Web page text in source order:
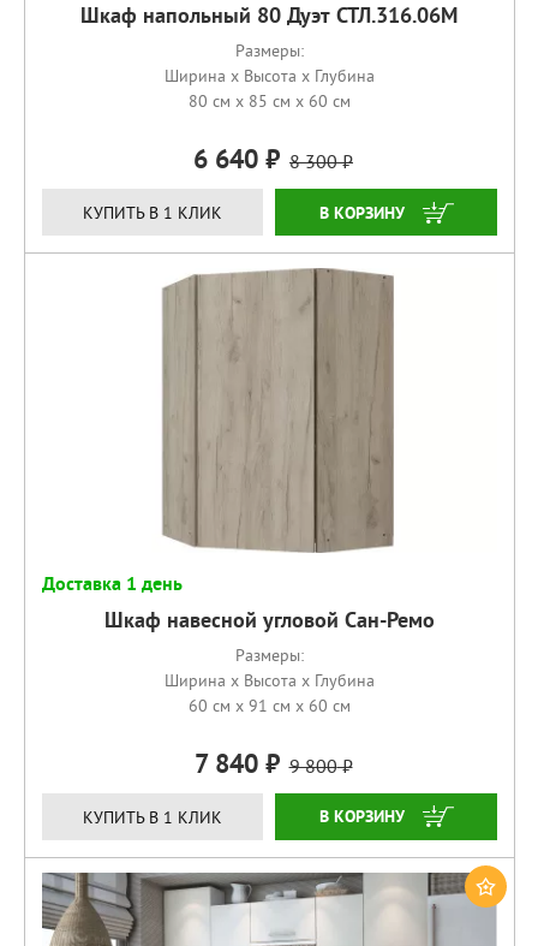
Шкаф напольный 80 Дуэт СТЛ.316.06М
Размеры:
Ширина x Высота x Глубина
80 см x 85 см x 60 см
6 640 8 300
КУПИТЬ В 1 КЛИК КУПИТЬ
Доставка 1 день
Шкаф навесной угловой Сан-Ремо
Размеры:
Ширина x Высота x Глубина
60 см x 91 см x 60 см
7 840 9 800
КУПИТЬ В 1 КЛИК КУПИТЬ